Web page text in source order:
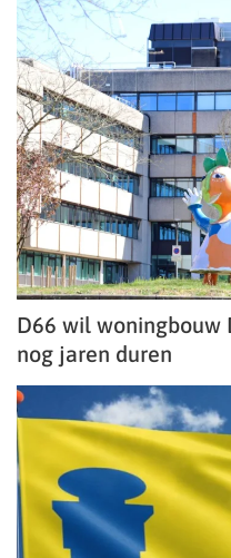
D66 wil woningbouw
nog jaren duren